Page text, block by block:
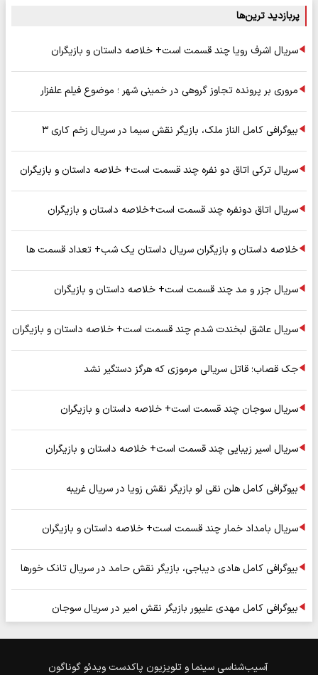
پربازدید ترین‌ها
سریال اشرف رویا چند قسمت است+ خلاصه داستان و بازیگران
مروری بر پرونده تجاوز گروهی در خمینی شهر ؛ موضوع فیلم علفزار
بیوگرافی کامل الناز ملک، بازیگر نقش سیما در سریال زخم کاری ۳
سریال ترکی اتاق دو نفره چند قسمت است+ خلاصه داستان و بازیگران
سریال اتاق دونفره چند قسمت است+خلاصه داستان و بازیگران
خلاصه داستان و بازیگران سریال داستان یک شب+ تعداد قسمت ها
سریال جزر و مد چند قسمت است+ خلاصه داستان و بازیگران
سریال عاشق لبخندت شدم چند قسمت است+ خلاصه داستان و بازیگران
جک قصاب؛ قاتل سریالی مرموزی که هرگز دستگیر نشد
سریال سوجان چند قسمت است+ خلاصه داستان و بازیگران
سریال اسیر زیبایی چند قسمت است+ خلاصه داستان و بازیگران
بیوگرافی کامل هلن نقی لو بازیگر نقش زویا در سریال غریبه
سریال بامداد خمار چند قسمت است+ خلاصه داستان و بازیگران
بیوگرافی کامل هادی دیباجی، بازیگر نقش حامد در سریال تانک خورها
بیوگرافی کامل مهدی علیپور بازیگر نقش امیر در سریال سوجان
آسیب‌شناسی سینما و تلویزیون پاکدست ویدئو گوناگون